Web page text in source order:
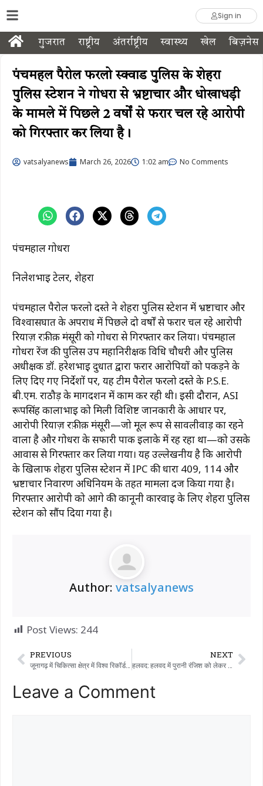
Sign in
गुजरात राष्ट्रीय अंतर्राष्ट्रीय स्वास्थ्य खेल बिज़नेस
पंचमहल पैरोल फरलो स्क्वाड पुलिस के शेहरा
पुलिस स्टेशन ने गोधरा से भ्रष्टाचार और धोखाधड़ी
के मामले में पिछले 2 वर्षों से फरार चल रहे आरोपी
को गिरफ्तार कर लिया है।
vatsalyanews March 26, 2026 1:02 am No Comments
पंचमहाल गोधरा
निलेशभाई टेलर, शेहरा
पंचमहाल पैरोल फरलो दस्ते ने शेहरा पुलिस स्टेशन में भ्रष्टाचार और
विश्वासघात के अपराध में पिछले दो वर्षों से फरार चल रहे आरोपी
रियाज़ रफ़ीक़ मंसूरी को गोधरा से गिरफ्तार कर लिया। पंचमहाल
गोधरा रेंज की पुलिस उप महानिरीक्षक विधि चौधरी और पुलिस
अधीक्षक डॉ. हरेशभाई दुधात द्वारा फरार आरोपियों को पकड़ने के
लिए दिए गए निर्देशों पर, यह टीम पैरोल फरलो दस्ते के P.S.E.
बी.एम. राठौड़ के मार्गदर्शन में काम कर रही थी। इसी दौरान, ASI
रूपसिंह कालाभाई को मिली विशिष्ट जानकारी के आधार पर,
आरोपी रियाज़ रफ़ीक़ मंसूरी—जो मूल रूप से सावलीवाड़ का रहने
वाला है और गोधरा के सफारी पार्क इलाके में रह रहा था—को उसके
आवास से गिरफ्तार कर लिया गया। यह उल्लेखनीय है कि आरोपी
के खिलाफ शेहरा पुलिस स्टेशन में IPC की धारा 409, 114 और
भ्रष्टाचार निवारण अधिनियम के तहत मामला दर्ज किया गया है।
गिरफ्तार आरोपी को आगे की कानूनी कार्रवाई के लिए शेहरा पुलिस
स्टेशन को सौंप दिया गया है।
Author: vatsalyanews
Post Views: 244
PREVIOUS
जूनागढ़ में चिकित्सा क्षेत्र में विश्व रिकॉर्ड: डॉ. केतन परमार ने 70 वर्षीय व्यक्ति के टखने का ऑपरेशन मात्र 3 मिनट 45 सेकंड में सफलतापूर्वक पूरा किया।
NEXT
Leave a Comment